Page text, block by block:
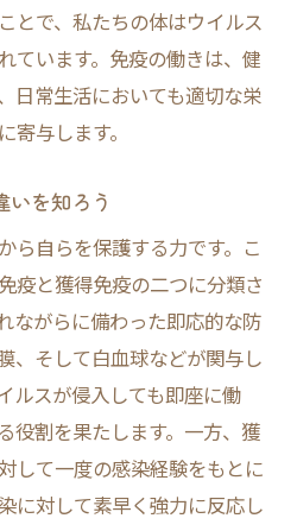
の選び方と注意点
する栄養素とは
な食品を選ぶ
す免疫力への効果
べき落とし穴
える影響と対策
を低下させるメカニズム
たらす免疫力の回復
免疫力の関係性
ストレスマネジメント
法が免疫力に効く理由
とで、私たちの体はウイルス
ています。免疫の働きは、健
日常生活においても適切な栄
寄与します。
いを知ろう
ら自らを保護する力です。こ
疫と獲得免疫の二つに分類さ
ながらに備わった即応的な防
、そして白血球などが関与し
ルスが侵入しても即座に働
役割を果たします。一方、獲
して一度の感染経験をもとに
に対して素早く強力に反応し